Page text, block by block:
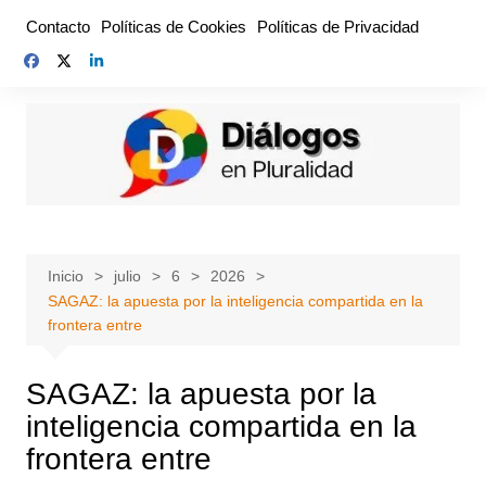
contenido
Contacto Políticas de Cookies Políticas de Privacidad
Inicio julio 6
2026
SAGAZ: la apuesta por la inteligencia compartida en la
frontera entre
SAGAZ: la apuesta por la
inteligencia compartida en la
frontera entre